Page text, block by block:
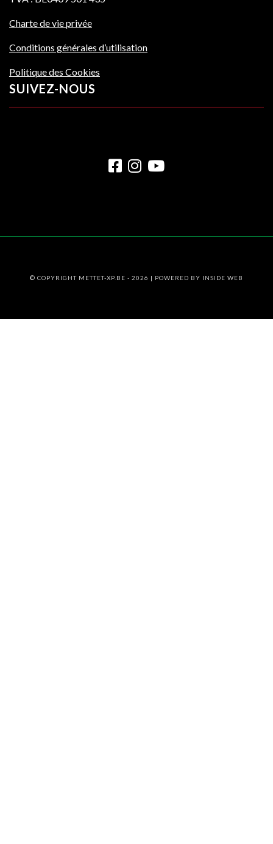
Charte de vie privée
Conditions générales d’utilisation
Politique des Cookies
SUIVEZ-NOUS
© COPYRIGHT METTET-XP.BE - 2026 | POWERED BY INSIDE WEB